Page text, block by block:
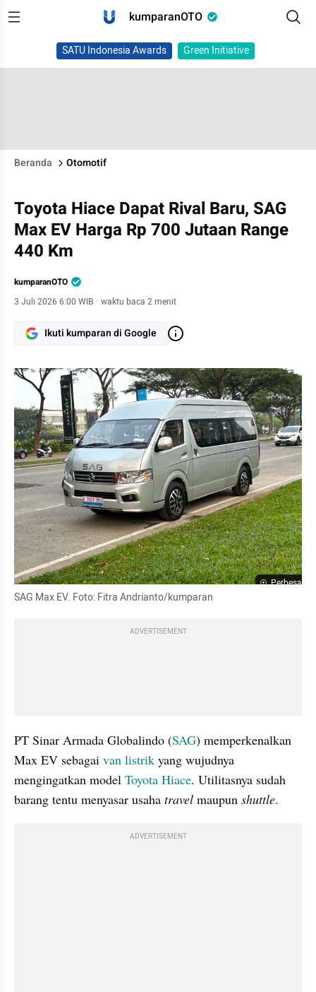
kumparanOTO
SATU Indonesia Awards Green Initiative
Beranda Otomotif
Toyota Hiace Dapat Rival Baru, SAG
Max EV Harga Rp 700 Jutaan Range
440 Km
kumparanOTO
3 Juli 2026 6:00 WIB · waktu baca 2 menit
Ikuti kumparan di Google
Perbesar
SAG Max EV. Foto: Fitra Andrianto/kumparan
ADVERTISEMENT
PT Sinar Armada Globalindo (SAG) memperkenalkan
Max EV sebagai van listrik yang wujudnya
mengingatkan model Toyota Hiace. Utilitasnya sudah
barang tentu menyasar usaha travel maupun shuttle.
ADVERTISEMENT